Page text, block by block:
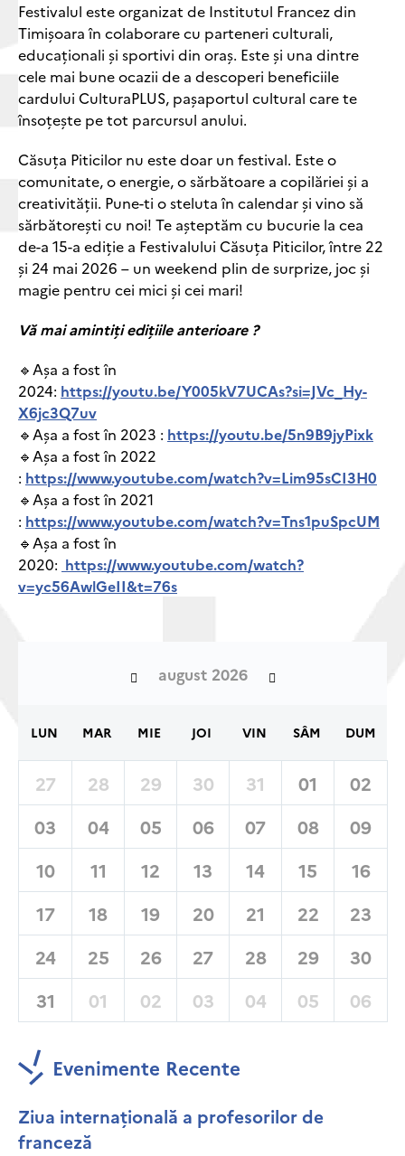
Festivalul este organizat de Institutul Francez din
Timișoara în colaborare cu parteneri culturali,
educaționali și sportivi din oraș. Este și una dintre
cele mai bune ocazii de a descoperi beneficiile
cardului CulturaPLUS, pașaportul cultural care te
însoțește pe tot parcursul anului.
Căsuța Piticilor nu este doar un festival. Este o
comunitate, o energie, o sărbătoare a copilăriei și a
creativității. Pune-ti o steluta în calendar și vino să
sărbătorești cu noi! Te așteptăm cu bucurie la cea
de-a 15-a ediție a Festivalului Căsuța Piticilor, între 22
și 24 mai 2026 – un weekend plin de surprize, joc și
magie pentru cei mici și cei mari!
Vă mai amintiți edițiile anterioare ?
🔹Așa a fost în
2024: https://youtu.be/Y005kV7UCAs?si=JVc_Hy-
X6jc3Q7uv
🔹Așa a fost în 2023 : https://youtu.be/5n9B9jyPixk
🔹Așa a fost în 2022
: https://www.youtube.com/watch?v=Lim95sCI3H0
🔹Așa a fost în 2021
: https://www.youtube.com/watch?v=Tns1puSpcUM
🔹Așa a fost în
2020: https://www.youtube.com/watch?
v=yc56AwlGeII&t=76s
august 2026
LUN MAR MIE JOI VIN SÂM DUM
27 28 29 30 31 01
02
03
04 05 06 07 08
09
10
11 12 13 14 15
16
17
18 19 20 21 22
23
24
25 26 27 28 29
30
31
01 02 03 04 05 06
Evenimente Recente
Ziua internațională a profesorilor de
franceză